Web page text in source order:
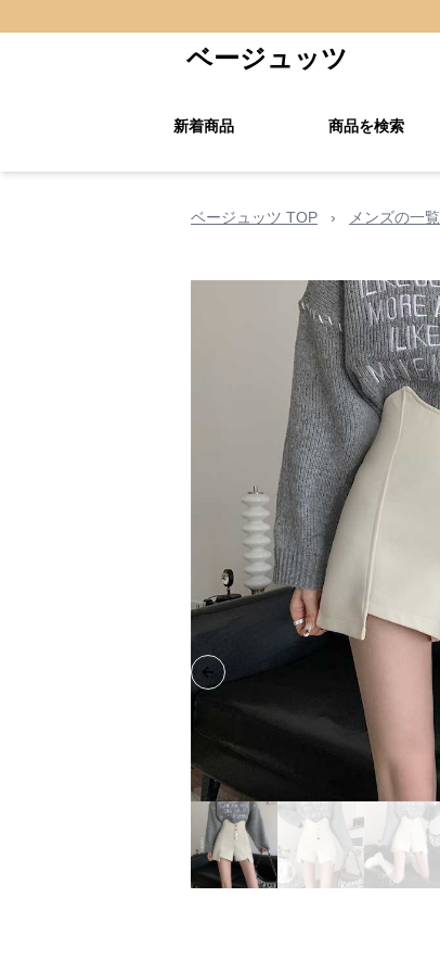
ベージュッツ
新着商品 商品を検索
ベージュッツ TOP › メンズの一覧
Previous slide